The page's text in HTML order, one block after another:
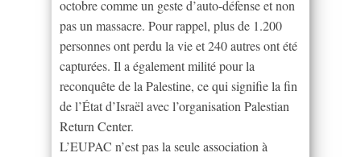
octobre comme un geste d’auto-défense et non
pas un massacre. Pour rappel, plus de 1.200
personnes ont perdu la vie et 240 autres ont été
capturées. Il a également milité pour la
reconquête de la Palestine, ce qui signifie la fin
de l’État d’Israël avec l’organisation Palestian
Return Center.
L’EUPAC n’est pas la seule association à